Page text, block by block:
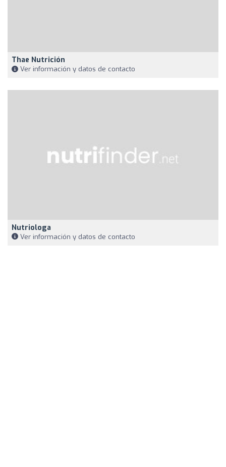
Thae Nutrición
Ver información y datos de contacto
Nutriologa
Ver información y datos de contacto